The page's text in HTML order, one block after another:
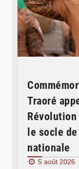
Traoré
le socle
nationale
5 août 2026